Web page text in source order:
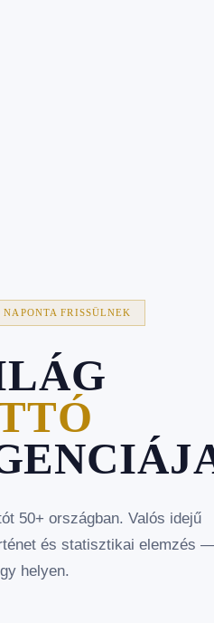
FRISSÜLNEK
50+ országban. Valós idejű
és statisztikai elemzés
helyen.